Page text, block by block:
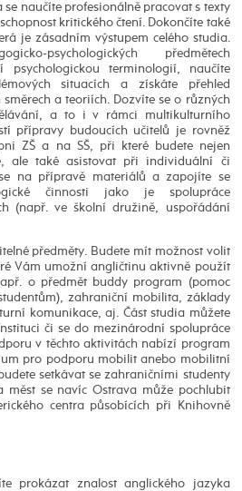
se naučíte profesionálně pracovat s texty
kritického čtení. Dokončíte také
je zásadním výstupem celého studia.
psychologických předmětech
psychologickou terminologií, naučíte
situacích a získáte přehled
a teoriích. Dozvíte se o různých
a to i v rámci multikulturního
přípravy budoucích učitelů je rovněž
ZŠ a na SŠ, při které budete nejen
ale také asistovat při individuální či
na přípravě materiálů a zapojíte se
činnosti jako je spolupráce
(např. ve školní družině, uspořádání
předměty. Budete mít možnost volit
Vám umožní angličtinu aktivně použít
o předmět buddy program (pomoc
zahraniční mobilita, základy
komunikace, aj. Část studia můžete
či se do mezinárodní spolupráce
v těchto aktivitách nabízí program
pro podporu mobilit anebo mobilitní
setkávat se zahraničními studenty
měst se navíc Ostrava může pochlubit
centra působících při Knihovně
prokázat znalost anglického jazyka